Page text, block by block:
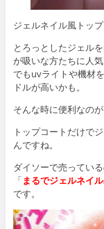
ジェルネイル風トッ
とろっとしたジェル
が吸いな方たちに人気
でもuvライトや機材
ドルが高いかも。
そんな時に便利なの
トップコートだけで
んですね。
ダイソーで売ってい
「まるでジェルネイ
です。